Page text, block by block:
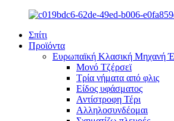
Σπίτι
Προϊόντα
Ευρωπαϊκή Κλασική Μηχανή
Μονό Τζέρσεϊ
Τρία νήματα από φλις
Είδος υφάσματος
Αντίστροφη Τέρι
Αλληλοσυνδέομαι